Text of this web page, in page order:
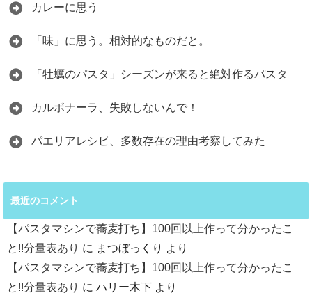
カレーに思う
「味」に思う。相対的なものだと。
「牡蠣のパスタ」シーズンが来ると絶対作るパスタ
カルボナーラ、失敗しないんで！
パエリアレシピ、多数存在の理由考察してみた
最近のコメント
【パスタマシンで蕎麦打ち】100回以上作って分かったこ
と!!分量表あり に まつぼっくり より
【パスタマシンで蕎麦打ち】100回以上作って分かったこ
と!!分量表あり に ハリー木下 より